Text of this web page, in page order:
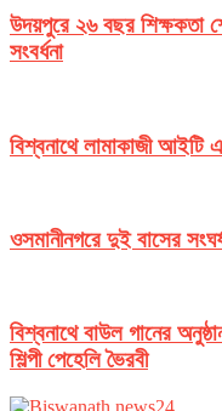
উদয়পুরে ২৬ বছর শিক্ষকতা
সংবর্ধনা
বিশ্বনাথে লামাকাজী আইটি
ওসমানীনগরে দুই বাসের
বিশ্বনাথে বাউল গানের
শিল্পী পেহেলি ভৈরবী